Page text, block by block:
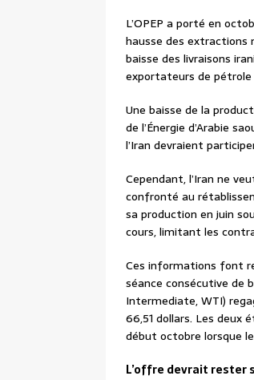
L’OPEP a porté en
hausse des extractions
baisse des livraisons
exportateurs de pétrole
Une baisse de la
de l’Énergie d’Arabie
l’Iran devraient
Cependant, l’Iran ne
confronté au
sa production en juin
cours, limitant les
Ces informations font
séance consécutive de
Intermediate, WTI)
66,51 dollars. Les deux
début octobre lorsque
L’offre devrait rester